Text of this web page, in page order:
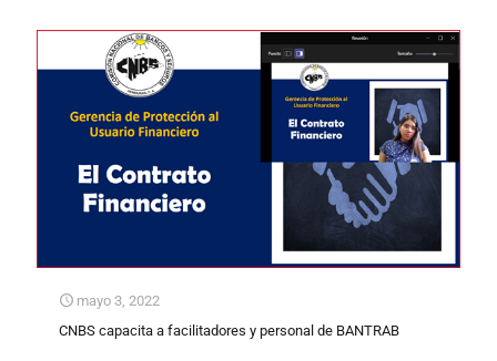
mayo 3, 2022
CNBS capacita a facilitadores y personal de BANTRAB